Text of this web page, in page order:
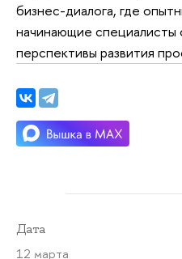
бизнес-диалога, где
начинающие специалисты
перспективы развития
Дата
12 марта